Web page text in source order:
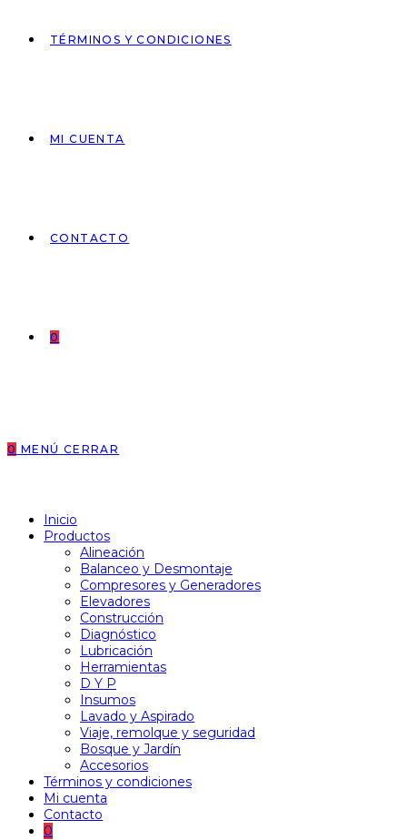
TÉRMINOS Y CONDICIONES
MI CUENTA
CONTACTO
0
0 MENÚ CERRAR
Inicio
Productos
Alineación
Balanceo y Desmontaje
Compresores y Generadores
Elevadores
Construcción
Diagnóstico
Lubricación
Herramientas
D Y P
Insumos
Lavado y Aspirado
Viaje, remolque y seguridad
Bosque y Jardín
Accesorios
Términos y condiciones
Mi cuenta
Contacto
0